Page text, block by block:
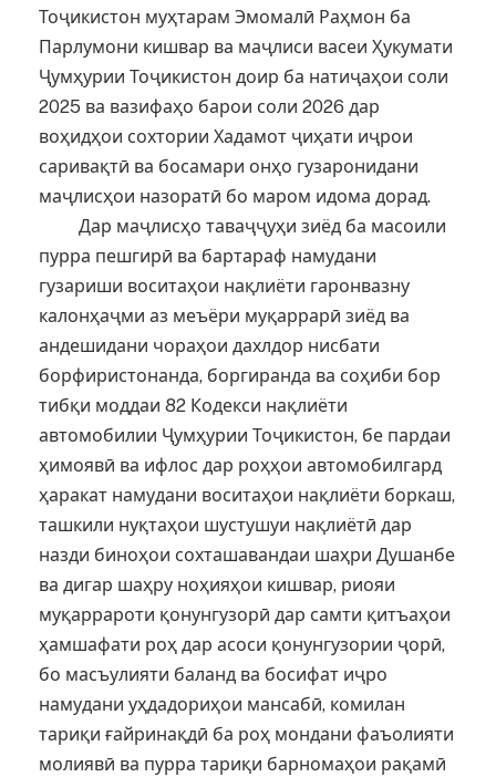
Тоҷикистон муҳтарам Эмомалӣ Раҳмон ба
Парлумони кишвар ва маҷлиси васеи Ҳукумати
Ҷумҳурии Тоҷикистон доир ба натиҷаҳои соли
2025 ва вазифаҳо барои соли 2026 дар
воҳидҳои сохтории Хадамот ҷиҳати иҷрои
саривақтӣ ва босамари онҳо гузаронидани
маҷлисҳои назоратӣ бо маром идома дорад.
Дар маҷлисҳо таваҷҷуҳи зиёд ба масоили
пурра пешгирӣ ва бартараф намудани
гузариши воситаҳои нақлиёти гаронвазну
калонҳаҷми аз меъёри муқаррарӣ зиёд ва
андешидани чораҳои дахлдор нисбати
борфиристонанда, боргиранда ва соҳиби бор
тибқи моддаи 82 Кодекси нақлиёти
автомобилии Ҷумҳурии Тоҷикистон, бе пардаи
ҳимоявӣ ва ифлос дар роҳҳои автомобилгард
ҳаракат намудани воситаҳои нақлиёти боркаш,
ташкили нуқтаҳои шустушуи нақлиётӣ дар
назди биноҳои сохташавандаи шаҳри Душанбе
ва дигар шаҳру ноҳияҳои кишвар, риояи
муқаррароти қонунгузорӣ дар самти қитъаҳои
ҳамшафати роҳ дар асоси қонунгузории ҷорӣ,
бо масъулияти баланд ва босифат иҷро
намудани уҳдадориҳои мансабӣ, комилан
тариқи ғайринақдӣ ба роҳ мондани фаъолияти
молиявӣ ва пурра тариқи барномаҳои рақамӣ